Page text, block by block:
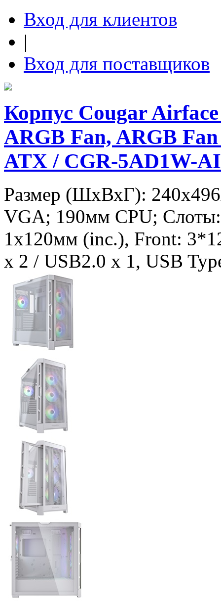
Вход для клиентов
|
Вход для поставщиков
Корпус Cougar
ARGB Fan, ARGB
ATX / CGR-5AD1W-
Размер (ШхВхГ):
VGA; 190мм CPU;
1х120мм (inc.), Front:
x 2 / USB2.0 x 1, USB